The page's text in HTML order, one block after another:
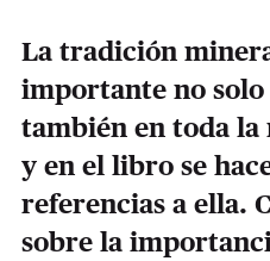
La tradición
importante no
también en toda
y en el libro se
referencias a ella.
sobre la